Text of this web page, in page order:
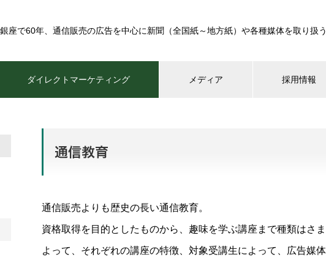
銀座で60年、通信販売の広告を中心に新聞（全国紙～地方紙）や各種媒体を取り扱
ダイレクトマーケティング メディア 採用情報
通信販売よりも歴史の長い通信教育。
資格取得を目的としたものから、趣味を学ぶ講座まで種類はさ
よって、それぞれの講座の特徴、対象受講生によって、広告媒